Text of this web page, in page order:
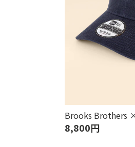
Brooks Brothers
8,800円